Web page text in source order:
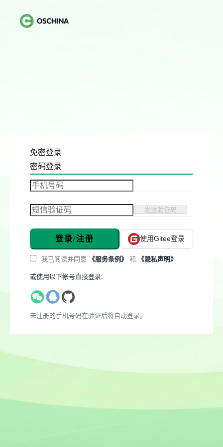
免密登录
密码登录
发送验证码
登录/注册 使用Gitee登录
我已阅读并同意 《服务条例》 和 《隐私声明》
或使用以下帐号直接登录:
未注册的手机号码在验证后将自动登录。